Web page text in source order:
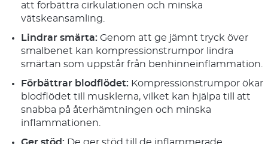
att förbättra cirkulationen och minska
vätskeansamling.
Lindrar smärta: Genom att ge jämnt tryck över
smalbenet kan kompressionstrumpor lindra
smärtan som uppstår från benhinneinflammation.
Förbättrar blodflödet: Kompressionstrumpor ökar
blodflödet till musklerna, vilket kan hjälpa till att
snabba på återhämtningen och minska
inflammationen.